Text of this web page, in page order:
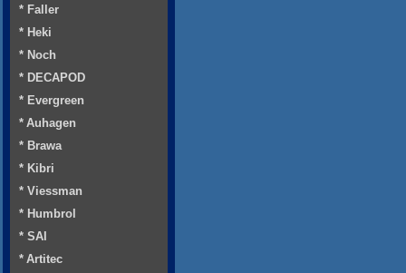
* Faller
* Heki
* Noch
* DECAPOD
* Evergreen
* Auhagen
* Brawa
* Kibri
* Viessman
* Humbrol
* SAI
* Artitec